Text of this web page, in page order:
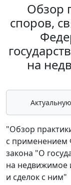
Обзор
споров,
на
"Обзор
с применением
закона "О
на недвижимое
и сделок с ним"